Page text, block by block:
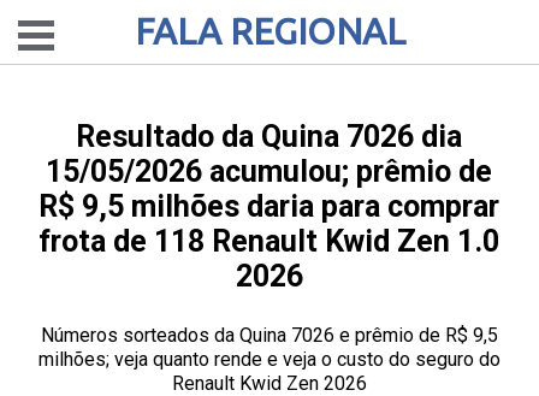
FALA REGIONAL
Resultado da Quina 7026 dia
15/05/2026 acumulou; prêmio de
R$ 9,5 milhões daria para comprar
frota de 118 Renault Kwid Zen 1.0
2026
Números sorteados da Quina 7026 e prêmio de R$ 9,5
milhões; veja quanto rende e veja o custo do seguro do
Renault Kwid Zen 2026